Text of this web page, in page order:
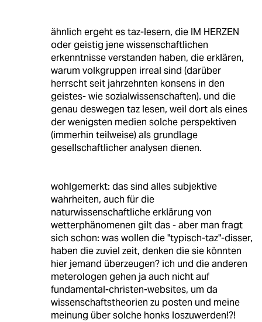
ähnlich ergeht es taz-lesern, die IM HERZEN
oder geistig jene wissenschaftlichen
erkenntnisse verstanden haben, die erklären,
warum volkgruppen irreal sind (darüber
herrscht seit jahrzehnten konsens in den
geistes- wie sozialwissenschaften). und die
genau deswegen taz lesen, weil dort als eines
der wenigsten medien solche perspektiven
(immerhin teilweise) als grundlage
gesellschaftlicher analysen dienen.
wohlgemerkt: das sind alles subjektive
wahrheiten, auch für die
naturwissenschaftliche erklärung von
wetterphänomenen gilt das - aber man fragt
sich schon: was wollen die "typisch-taz"-disser,
haben die zuviel zeit, denken die sie könnten
hier jemand überzeugen? ich und die anderen
meterologen gehen ja auch nicht auf
fundamental-christen-websites, um da
wissenschaftstheorien zu posten und meine
meinung über solche honks loszuwerden!?!